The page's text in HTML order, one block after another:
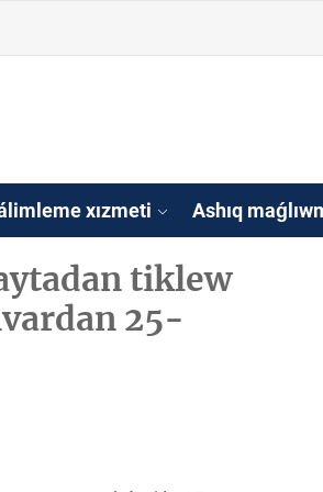
xızmeti Ashıq
tiklew
25-